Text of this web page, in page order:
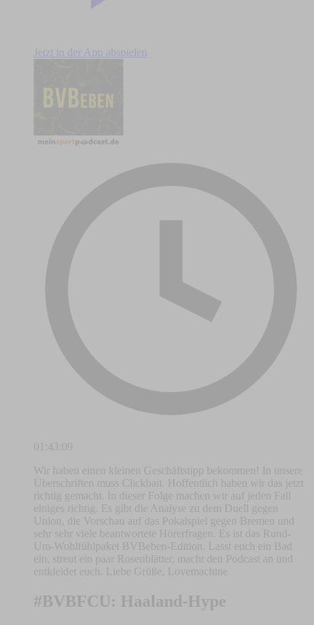
Jetzt in der App abspielen
01:43:09
Wir haben einen kleinen Geschäftstipp bekommen! In unsere
Überschriften muss Clickbait. Hoffentlich haben wir das jetzt
richtig gemacht. In dieser Folge machen wir auf jeden Fall
einiges richtig. Es gibt die Analyse zu dem Duell gegen
Union, die Vorschau auf das Pokalspiel gegen Bremen und
sehr sehr viele beantwortete Hörerfragen. Es ist das Rund-
Um-Wohlfühlpaket BVBeben-Edition. Lasst euch ein Bad
ein, streut ein paar Rosenblätter, macht den Podcast an und
entkleidet euch. Liebe Grüße, Lovemachine
#BVBFCU: Haaland-Hype